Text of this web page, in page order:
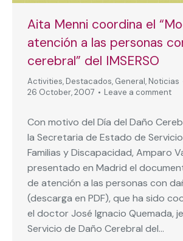
Aita Menni coordina el
atención a las personas
cerebral” del IMSERSO
Activities, Destacados, General, Noticias
26 October, 2007
Leave a comment
Con motivo del Día del Daño
la Secretaria de Estado de
Familias y Discapacidad, Amparo
presentado en Madrid el
de atención a las personas con
(descarga en PDF), que ha sido
el doctor José Ignacio Quemada,
Servicio de Daño Cerebral del…